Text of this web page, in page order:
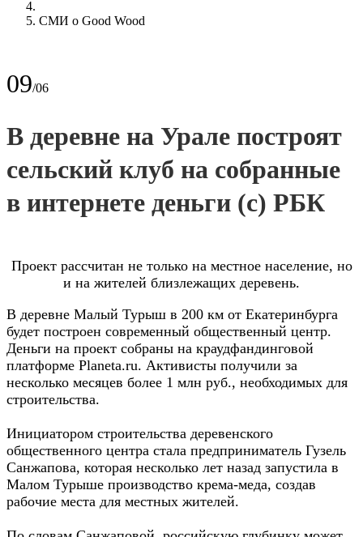
СМИ о Good Wood
09/06
В деревне на Урале построят
сельский клуб на собранные
в интернете деньги (с) РБК
Проект рассчитан не только на местное население, но
и на жителей близлежащих деревень.
В деревне Малый Турыш в 200 км от Екатеринбурга
будет построен современный общественный центр.
Деньги на проект собраны на краудфандинговой
платформе Planeta.ru. Активисты получили за
несколько месяцев более 1 млн руб., необходимых для
строительства.
Инициатором строительства деревенского
общественного центра стала предприниматель Гузель
Санжапова, которая несколько лет назад запустила в
Малом Турыше производство крема-меда, создав
рабочие места для местных жителей.